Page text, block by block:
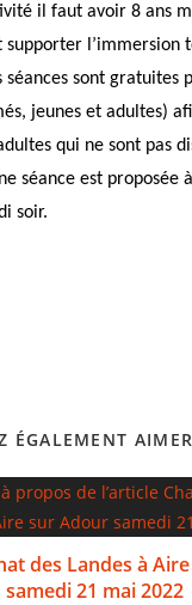
il faut avoir 8 ans
supporter l’immersion
séances sont gratuites
jeunes et adultes)
qui ne sont pas
séance est proposée
soir.
ÉGALEMENT AIMER
des Landes à
samedi 21 mai 2022